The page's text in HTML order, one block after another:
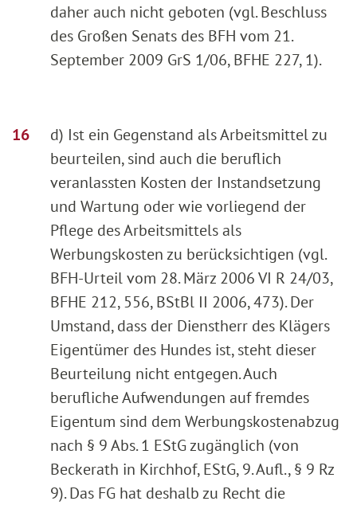
daher auch nicht geboten (vgl. Beschluss
des Großen Senats des BFH vom 21.
September 2009 GrS 1/06, BFHE 227, 1).
d) Ist ein Gegenstand als Arbeitsmittel zu
beurteilen, sind auch die beruflich
veranlassten Kosten der Instandsetzung
und Wartung oder wie vorliegend der
Pflege des Arbeitsmittels als
Werbungskosten zu berücksichtigen (vgl.
BFH-Urteil vom 28. März 2006 VI R 24/03,
BFHE 212, 556, BStBl II 2006, 473). Der
Umstand, dass der Dienstherr des Klägers
Eigentümer des Hundes ist, steht dieser
Beurteilung nicht entgegen. Auch
berufliche Aufwendungen auf fremdes
Eigentum sind dem Werbungskostenabzug
nach § 9 Abs. 1 EStG zugänglich (von
Beckerath in Kirchhof, EStG, 9. Aufl., § 9 Rz
9). Das FG hat deshalb zu Recht die